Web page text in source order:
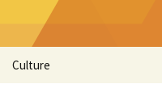
Culture